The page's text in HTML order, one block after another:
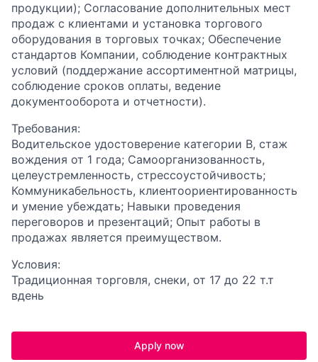
продукции); Согласование дополнительных мест
продаж с клиентами и установка торгового
оборудования в торговых точках; Обеспечение
стандартов Компании, соблюдение контрактных
условий (поддержание ассортиментной матрицы,
соблюдение сроков оплаты, ведение
документооборота и отчетности).
Требования:
Водительское удостоверение категории В, стаж
вождения от 1 года; Самоорганизованность,
целеустремленность, стрессоустойчивость;
Коммуникабельность, клиентоориентированность
и умение убеждать; Навыки проведения
переговоров и презентаций; Опыт работы в
продажах является преимуществом.
Условия:
Традиционная торговля, снеки, от 17 до 22 т.т
вдень
Apply now